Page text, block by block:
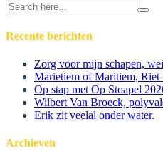
Search
for:
Recente berichten
Zorg voor mijn schapen,
Marietiem of Maritiem, Riet
Op stap met Op Stoapel
Wilbert Van Broeck,
Erik zit veelal onder water.
Archieven